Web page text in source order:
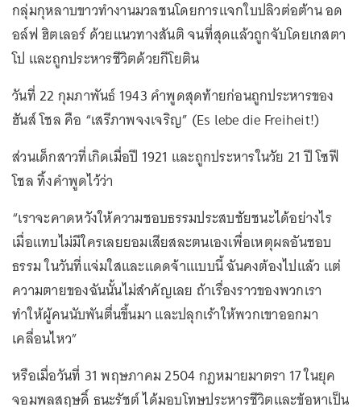
กลุ่มกุหลาบขาวทำงานมวลชนโดยการแจกใบปลิวต่อต้าน อด
อล์ฟ ฮิตเลอร์ ด้วยแนวทางสันติ จนที่สุดแล้วถูกจับโดยเกสตา
โป และถูกประหารชีวิตด้วยกีโยติน
วันที่ 22 กุมภาพันธ์ 1943 คำพูดสุดท้ายก่อนถูกประหารของ
ฮันส์ โชล คือ “เสรีภาพจงเจริญ” (Es lebe die Freiheit!)
ส่วนเด็กสาวที่เกิดเมื่อปี 1921 และถูกประหารในวัย 21 ปี โซฟี
โชล ทิ้งคำพูดไว้ว่า
“เราจะคาดหวังให้ความชอบธรรมประสบชัยชนะได้อย่างไร
เมื่อแทบไม่มีใครเลยยอมเสียสละตนเองเพื่อเหตุผลอันชอบ
ธรรม ในวันที่แจ่มใสและแดดจ้าเแบบนี้ ฉันคงต้องไปแล้ว แต่
ความตายของฉันนั้นไม่สำคัญเลย ถ้าเรื่องราวของพวกเรา
ทำให้ผู้คนนับพันตื่นขึ้นมา และปลุกเร้าให้พวกเขาออกมา
เคลื่อนไหว”
หรือเมื่อวันที่ 31 พฤษภาคม 2504 กฎหมายมาตรา 17 ในยุค
จอมพลสฤษดิ์ ธนะรัชต์ ได้มอบโทษประหารชีวิตและข้อหาเป็น